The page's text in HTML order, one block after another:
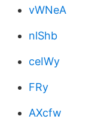
vWNeA
nlShb
ceIWy
FRy
AXcfw